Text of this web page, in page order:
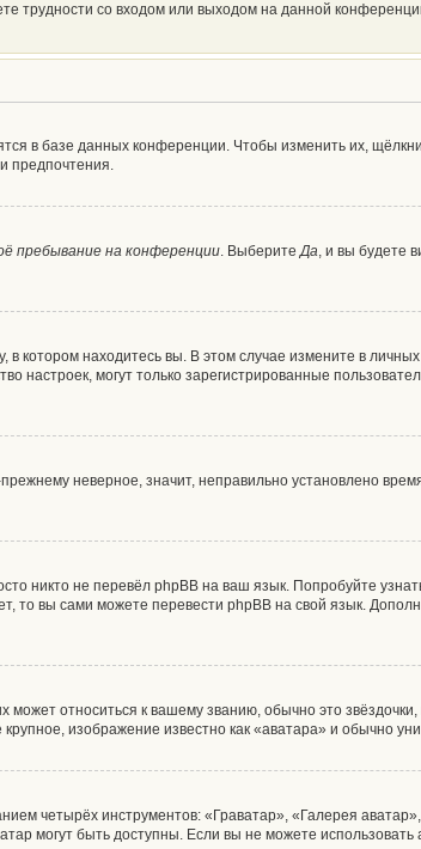
трудности со входом или выходом на данной
в базе данных конференции. Чтобы изменить их,
предпочтения.
пребывание на конференции. ВыберитеДа, и вы будете
котором находитесь вы. В этом случае измените в
настроек, могут только зарегистрированные
неверное, значит, неправильно установлено
никто не перевёл phpBB на ваш язык. Попробуйте
то вы сами можете перевести phpBB на свой язык.
относиться к вашему званию, обычно это
изображение известно как «аватара» и обычно
четырёх инструментов: «Граватар», «Галерея
могут быть доступны. Если вы не можете